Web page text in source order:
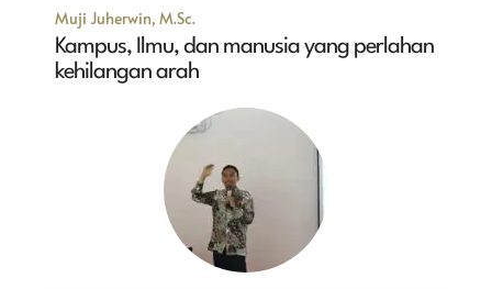
Muji Juherwin, M.Sc.
Kampus, Ilmu, dan manusia yang perlahan
kehilangan arah